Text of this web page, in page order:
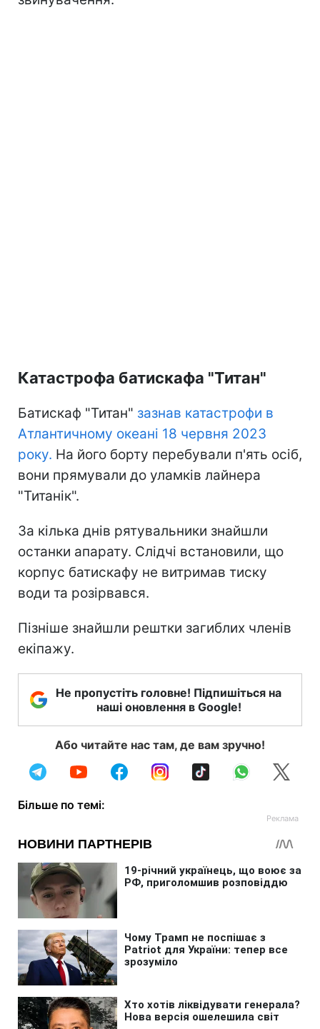
Катастрофа батискафа "Титан"
Батискаф "Титан" зазнав катастрофи в
Атлантичному океані 18 червня 2023
року. На його борту перебували п'ять осіб,
вони прямували до уламків лайнера
"Титанік".
За кілька днів рятувальники знайшли
останки апарату. Слідчі встановили, що
корпус батискафу не витримав тиску
води та розірвався.
Пізніше знайшли рештки загиблих членів
екіпажу.
Не пропустіть головне! Підпишіться на
наші оновлення в Google!
Або читайте нас там, де вам зручно!
Більше по темі: